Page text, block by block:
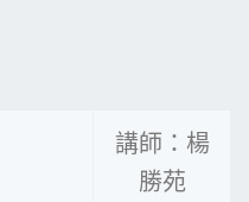
講師：楊
勝苑